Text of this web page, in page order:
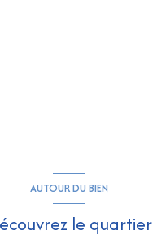
AUTOUR DU BIEN
le quartier